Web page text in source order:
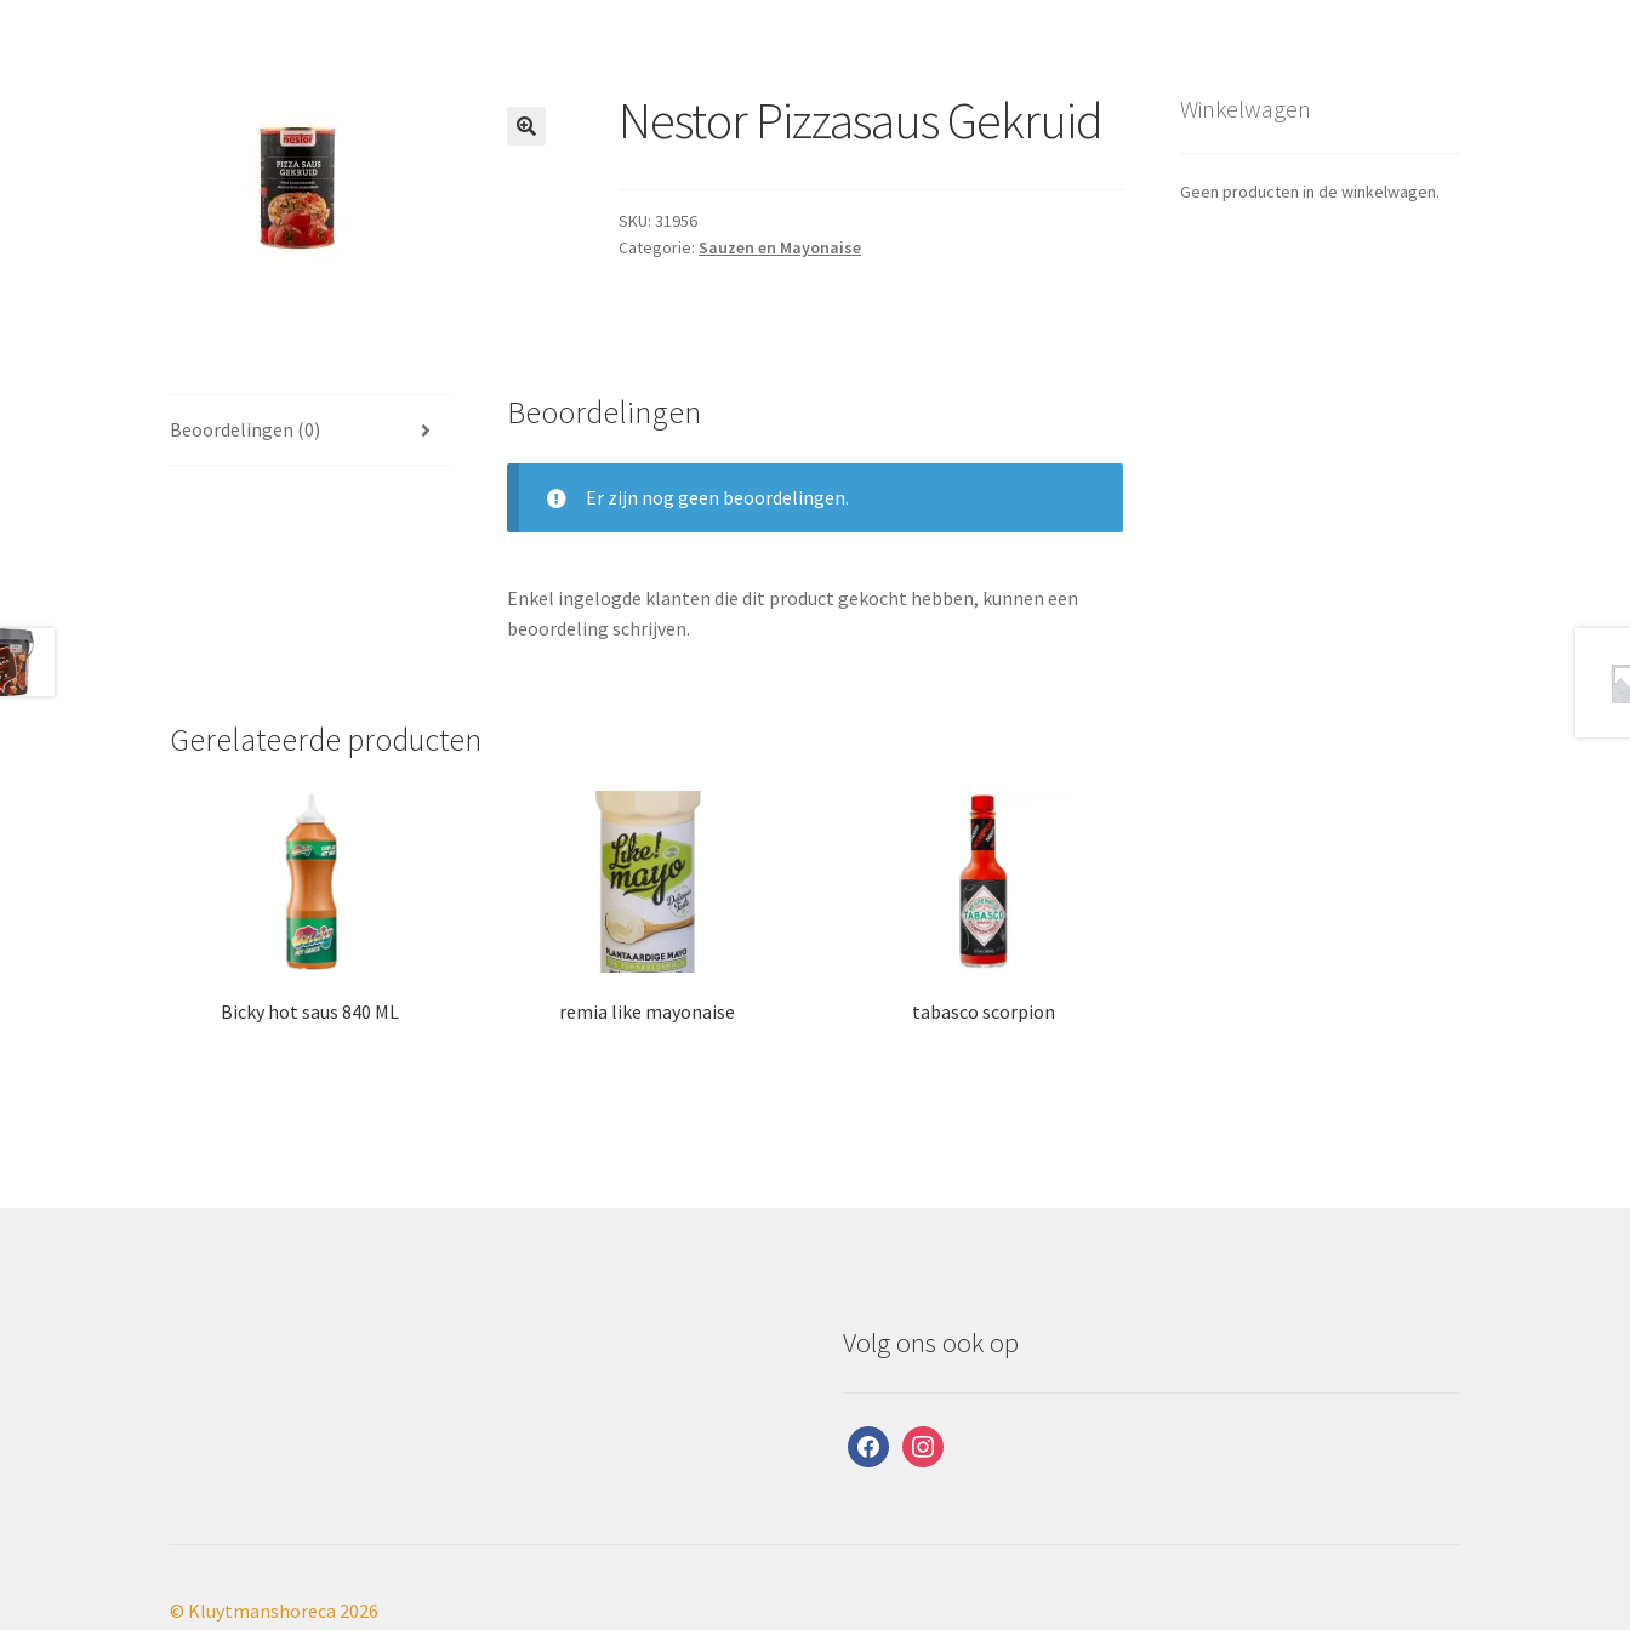
Nestor Pizzasaus Gekruid
SKU:31956
Categorie: Sauzen en Mayonaise
Beoordelingen (0) Beoordelingen
Er zijn nog geen beoordelingen.
Enkel ingelogde klanten die dit product gekocht hebben, kunnen een
beoordeling schrijven.
Gerelateerde producten
Bicky hot saus 840 ML remia like mayonaise tabasco scorpion
Winkelwagen
Geen producten in de winkelwagen.
Volg ons ook op
facebookinstagram
© Kluytmanshoreca 2026